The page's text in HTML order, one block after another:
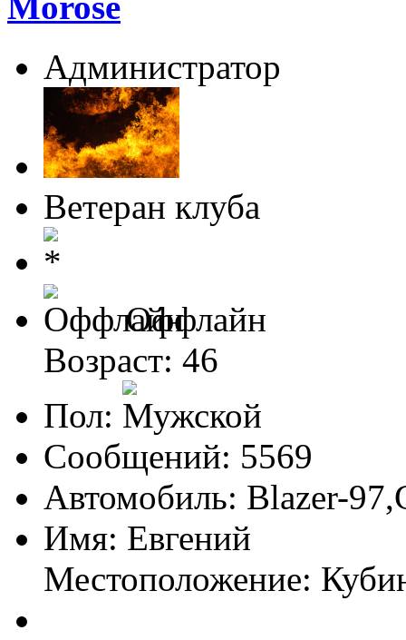
Администратор
Ветеран клуба
Оффлайн
Возраст: 46
Пол:
Сообщений: 5569
Автомобиль: Blazer-
Имя: Евгений
Местоположение: